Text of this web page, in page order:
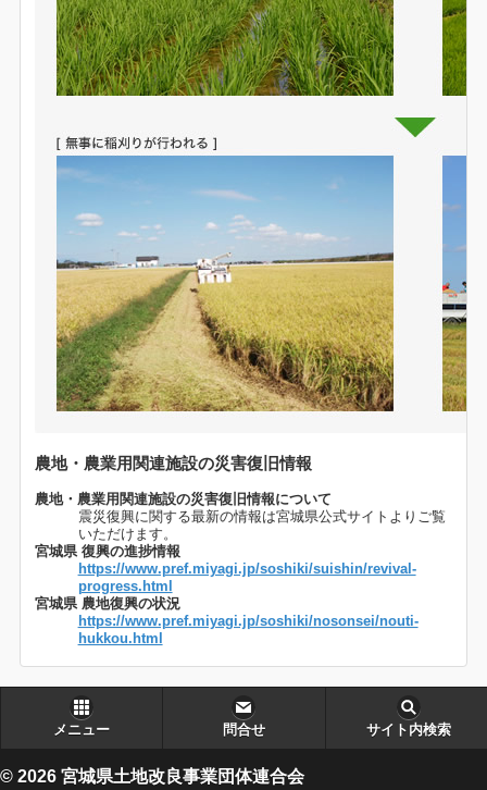
農地・農業用関連施設の災害復旧情報
農地・農業用関連施設の災害復旧情報について
震災復興に関する最新の情報は宮城県公式サイトよりご覧
いただけます。
宮城県 復興の進捗情報
https://www.pref.miyagi.jp/soshiki/suishin/revival-
progress.html
宮城県 農地復興の状況
https://www.pref.miyagi.jp/soshiki/nosonsei/nouti-
hukkou.html
メニュー 問合せ サイト内検索
© 2026 宮城県土地改良事業団体連合会